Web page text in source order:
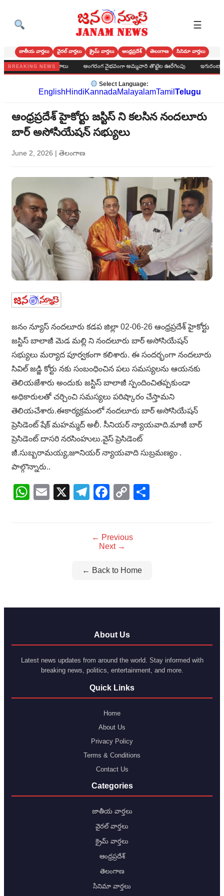
☰
జాతీయ వార్తలు వైరల్ వార్తలు క్రైమ్ వార్తలు ఆంధ్రప్రదేశ్ తెలంగాణ సినిమా వార్తలు
BREAKING NEWS
పూజా కార్యక్రమాలు అంగరంగ వైభవంగా అమ్మవారి తొట్టెల ఊరేగింపు ఇగురంబాద
Select Language:
EnglishHindiKannadaMalayalamTamil Telugu
ఆంధ్రప్రదేశ్ హైకోర్టు జస్టిస్ ని కలసిన నందలూరు
బార్ అసోసియేషన్ సభ్యులు
June 2, 2026 | తెలంగాణ
జనం న్యూస్ నందలూరు కడప జిల్లా 02-06-26 ఆంధ్రప్రదేశ్ హైకోర్టు
జస్టిస్ బాలాజీ మెడ మల్లి ని నందలూరు బార్ అసోసియేషన్
సభ్యులు మర్యాద పూర్వకంగా కలిశారు. ఈ సందర్భంగా నందలూరు
సివిల్ జడ్జి కోర్టు నకు సంబంధించిన పలు సమస్యలను ఆయనకు
తెలియజేశారు అందుకు జస్టిస్ బాలాజీ స్పందించితప్పకుండా
అధికారులతో చర్చించి సమస్యలు పరిష్కారం చేస్తామని
తెలియచేశారు.ఈకార్యక్రమంలో నందలూరు బార్ అసోసియేషన్
ప్రెసిడెంట్ షేక్ మహమ్మద్ అలీ. సీనియర్ న్యాయవాది.మాజీ బార్
ప్రెసిడెంట్ దాసరి నరసింహులు.వైస్ ప్రెసిడెంట్
జీ.సుబ్బరామయ్య,జూనియర్ న్యాయవాది సుబ్రమణ్యం .
పాల్గొన్నారు..
WhatsApp
Email
X Telegram
Facebook
Copy
← Previous
Next →
← Back to Home
About Us
Latest news updates from around the world. Stay informed with
breaking news, politics, entertainment, and more.
Quick Links
Home
About Us
Privacy Policy
Terms & Conditions
Contact Us
Categories
జాతీయ వార్తలు
వైరల్ వార్తలు
క్రైమ్ వార్తలు
ఆంధ్రప్రదేశ్
తెలంగాణ
సినిమా వార్తలు